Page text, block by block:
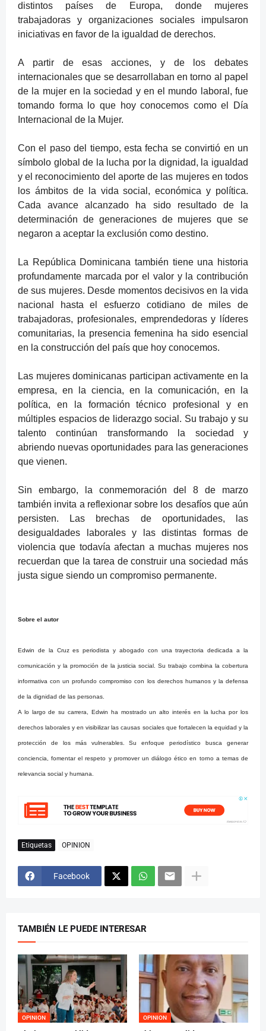
distintos países de Europa, donde mujeres
trabajadoras y organizaciones sociales impulsaron
iniciativas en favor de la igualdad de derechos.
A partir de esas acciones, y de los debates
internacionales que se desarrollaban en torno al papel
de la mujer en la sociedad y en el mundo laboral, fue
tomando forma lo que hoy conocemos como el Día
Internacional de la Mujer.
Con el paso del tiempo, esta fecha se convirtió en un
símbolo global de la lucha por la dignidad, la igualdad
y el reconocimiento del aporte de las mujeres en todos
los ámbitos de la vida social, económica y política.
Cada avance alcanzado ha sido resultado de la
determinación de generaciones de mujeres que se
negaron a aceptar la exclusión como destino.
La República Dominicana también tiene una historia
profundamente marcada por el valor y la contribución
de sus mujeres. Desde momentos decisivos en la vida
nacional hasta el esfuerzo cotidiano de miles de
trabajadoras, profesionales, emprendedoras y líderes
comunitarias, la presencia femenina ha sido esencial
en la construcción del país que hoy conocemos.
Las mujeres dominicanas participan activamente en la
empresa, en la ciencia, en la comunicación, en la
política, en la formación técnico profesional y en
múltiples espacios de liderazgo social. Su trabajo y su
talento continúan transformando la sociedad y
abriendo nuevas oportunidades para las generaciones
que vienen.
Sin embargo, la conmemoración del 8 de marzo
también invita a reflexionar sobre los desafíos que aún
persisten. Las brechas de oportunidades, las
desigualdades laborales y las distintas formas de
violencia que todavía afectan a muchas mujeres nos
recuerdan que la tarea de construir una sociedad más
justa sigue siendo un compromiso permanente.
Sobre el autor
Edwin de la Cruz es periodista y abogado con una trayectoria dedicada a la
comunicación y la promoción de la justicia social. Su trabajo combina la cobertura
informativa con un profundo compromiso con los derechos humanos y la defensa
de la dignidad de las personas.
A lo largo de su carrera, Edwin ha mostrado un alto interés en la lucha por los
derechos laborales y en visibilizar las causas sociales que fortalecen la equidad y la
protección de los más vulnerables. Su enfoque periodístico busca generar
conciencia, fomentar el respeto y promover un diálogo ético en torno a temas de
relevancia social y humana.
Etiquetas OPINION
Facebook
TAMBIÉN LE PUEDE INTERESAR
OPINION OPINION